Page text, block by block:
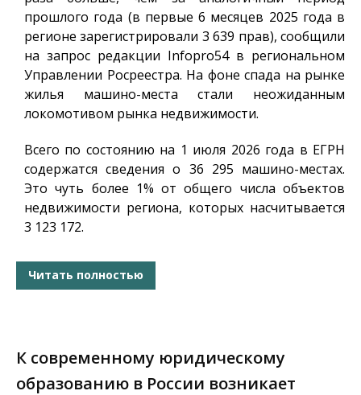
прошлого года (в первые 6 месяцев 2025 года в
регионе зарегистрировали 3 639 прав), сообщили
на запрос редакции Infopro54в региональном
Управлении Росреестра. На фоне спада на рынке
жилья машино-места стали неожиданным
локомотивом рынка недвижимости.
Всего по состоянию на 1 июля 2026 года в ЕГРН
содержатся сведения о 36 295 машино-местах.
Это чуть более 1% от общего числа объектов
недвижимости региона, которых насчитывается
3 123 172.
Читать полностью
К современному юридическому
образованию в России возникает